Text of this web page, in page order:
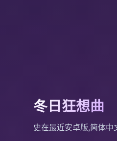
冬日狂想曲
史在最近安卓版,简体